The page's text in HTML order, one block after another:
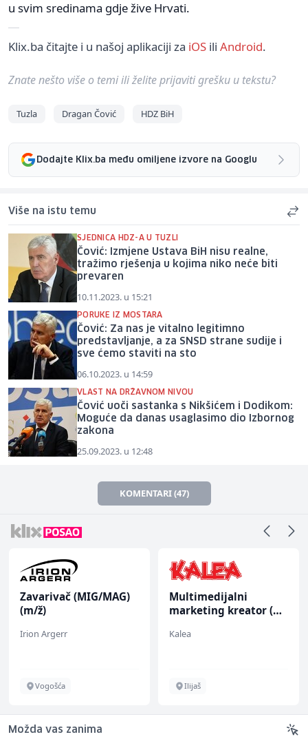
u svim sredinama gdje žive Hrvati.
Klix.ba čitajte i u našoj aplikaciji za iOS ili Android.
Znate nešto više o temi ili želite prijaviti grešku u tekstu?
Tuzla Dragan Čović HDZ BiH
Dodajte Klix.ba među omiljene izvore na Googlu
Više na istu temu
SJEDNICA HDZ-A U TUZLI
Čović: Izmjene Ustava BiH nisu realne,
tražimo rješenja u kojima niko neće biti
prevaren
10.11.2023. u 15:21
PORUKE IZ MOSTARA
Čović: Za nas je vitalno legitimno
predstavljanje, a za SNSD strane sudije i
sve ćemo staviti na sto
06.10.2023. u 14:59
VLAST NA DRŽAVNOM NIVOU
Čović uoči sastanka s Nikšićem i Dodikom:
Moguće da danas usaglasimo dio Izbornog
zakona
25.09.2023. u 12:48
KOMENTARI (47)
Zavarivač (MIG/MAG)
(m/ž)
Irion Argerr
Vogošća
Multimedijalni
marketing kreator (m/
Kalea
Ilijaš
Možda vas zanima